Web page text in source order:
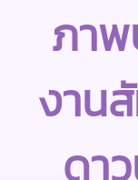
งานสัม
เอกสาร
ติดต่อ
ภาพ
งาน
ดา